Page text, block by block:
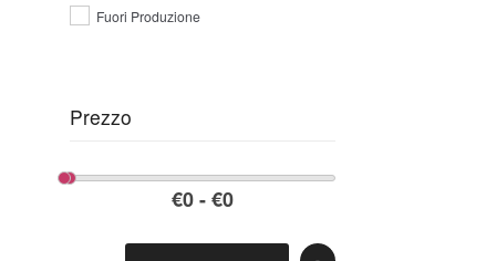
Fuori Produzione
Prezzo